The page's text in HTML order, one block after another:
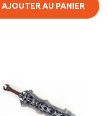
AJOUTER AU PANIER